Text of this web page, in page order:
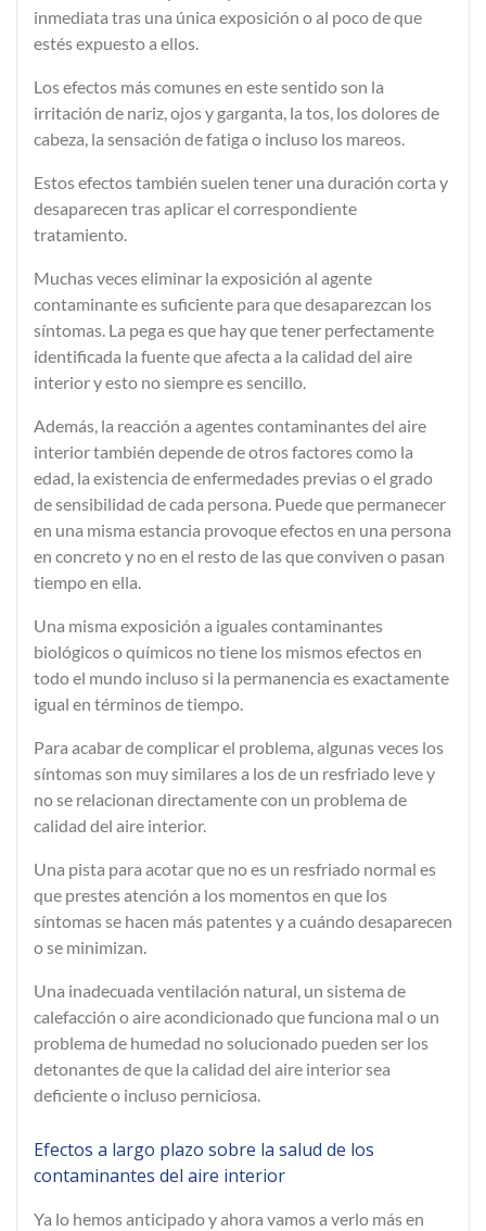
inmediata tras una única exposición o al poco de que
estés expuesto a ellos.
Los efectos más comunes en este sentido son la
irritación de nariz, ojos y garganta, la tos, los dolores de
cabeza, la sensación de fatiga o incluso los mareos.
Estosefectostambién suelen tener una duración corta y
desaparecen tras aplicar el correspondiente
tratamiento.
Muchas veces eliminar la exposición al agente
contaminante es suficiente para que desaparezcan los
síntomas. La pega es que hay que tener perfectamente
identificada la fuente que afecta a la calidad del aire
interior y esto no siempre es sencillo.
Además, la reacción a agentes contaminantes del aire
interior también depende de otros factores como la
edad, la existencia deenfermedades previaso el grado
de sensibilidad de cada persona. Puede que permanecer
en una misma estancia provoque efectos en una persona
en concreto y no en el resto de las que conviven o pasan
tiempo en ella.
Una misma exposición a iguales contaminantes
biológicos o químicos no tiene los mismos efectos en
todo el mundo incluso si la permanencia es exactamente
igual en términos de tiempo.
Para acabar de complicar el problema, algunas veces los
síntomas son muy similares a los de un resfriado levey
no se relacionan directamente con un problema de
calidad del aire interior.
Una pista para acotar que no es un resfriado normal es
que prestes atención a los momentos en que los
síntomas se hacen más patentes y a cuándo desaparecen
o se minimizan.
Una inadecuada ventilación natural, un sistema de
calefacción o aire acondicionado que funciona mal o un
problema de humedad no solucionado pueden ser los
detonantes de que la calidad del aire interior sea
deficiente o incluso perniciosa.
Efectos a largo plazo sobre la salud de los
contaminantes del aire interior
Ya lo hemos anticipado y ahora vamos a verlo más en